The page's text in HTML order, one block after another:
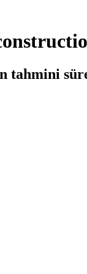
tahmini